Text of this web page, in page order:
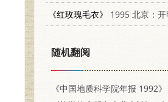
《红玫瑰毛衣》
1995 北京：开明
随机翻阅
《中国地质科学院年报 1992》